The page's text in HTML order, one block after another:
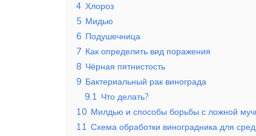
4 Хлороз
5 Мидью
6 Подушечница
7 Как определить вид поражения
8 Чёрная пятнистость
9 Бактериальный рак винограда
9.1 Что делать?
10 Милдью и способы борьбы с ложной
11 Схема обработки виноградника для